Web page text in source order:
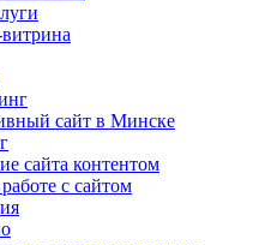
сайт в Минске
сайта контентом
с сайтом